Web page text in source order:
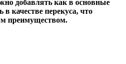
добавлять как в основные
в качестве перекуса, что
преимуществом.